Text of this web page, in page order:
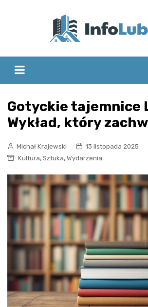
Gotyckie tajemnice
Wykład, który
Michał Krajewski
13 listopada 2025
Kultura, Sztuka, Wydarzenia